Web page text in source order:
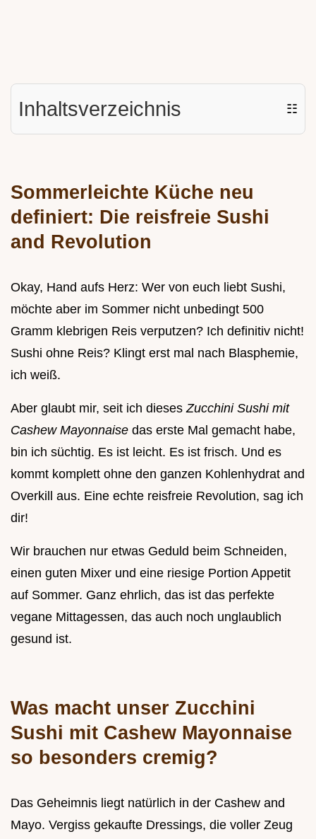
Inhaltsverzeichnis ☷
Sommerleichte Küche neu
definiert: Die reisfreie Sushi
and Revolution
Okay, Hand aufs Herz: Wer von euch liebt Sushi,
möchte aber im Sommer nicht unbedingt 500
Gramm klebrigen Reis verputzen? Ich definitiv nicht!
Sushi ohne Reis? Klingt erst mal nach Blasphemie,
ich weiß.
Aber glaubt mir, seit ich diesesZucchini Sushi mit
Cashew Mayonnaise das erste Mal gemacht habe,
bin ich süchtig. Es ist leicht. Es ist frisch. Und es
kommt komplett ohne den ganzen Kohlenhydrat and
Overkill aus. Eine echte reisfreie Revolution, sag ich
dir!
Wir brauchen nur etwas Geduld beim Schneiden,
einen guten Mixer und eine riesige Portion Appetit
auf Sommer. Ganz ehrlich, das ist das perfekte
vegane Mittagessen, das auch noch unglaublich
gesund ist.
Was macht unser Zucchini
Sushi mit Cashew Mayonnaise
so besonders cremig?
Das Geheimnis liegt natürlich in der Cashew and
Mayo. Vergiss gekaufte Dressings, die voller Zeug